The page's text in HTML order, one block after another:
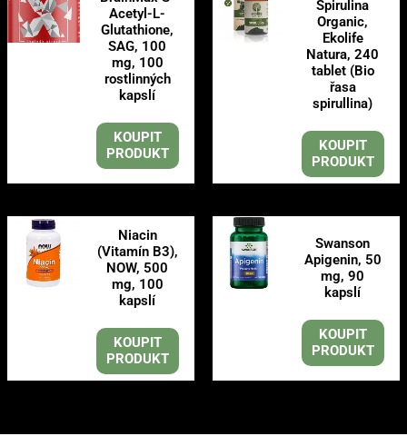
Acetyl-L-
Glutathione,
SAG, 100
mg, 100
rostlinných
kapslí
KOUPIT
PRODUKT
Spirulina
Organic,
Ekolife
Natura, 240
tablet (Bio
řasa
spirullina)
KOUPIT
PRODUKT
Niacin
(Vitamín B3),
NOW, 500
mg, 100
kapslí
KOUPIT
PRODUKT
Swanson
Apigenin, 50
mg, 90
kapslí
KOUPIT
PRODUKT